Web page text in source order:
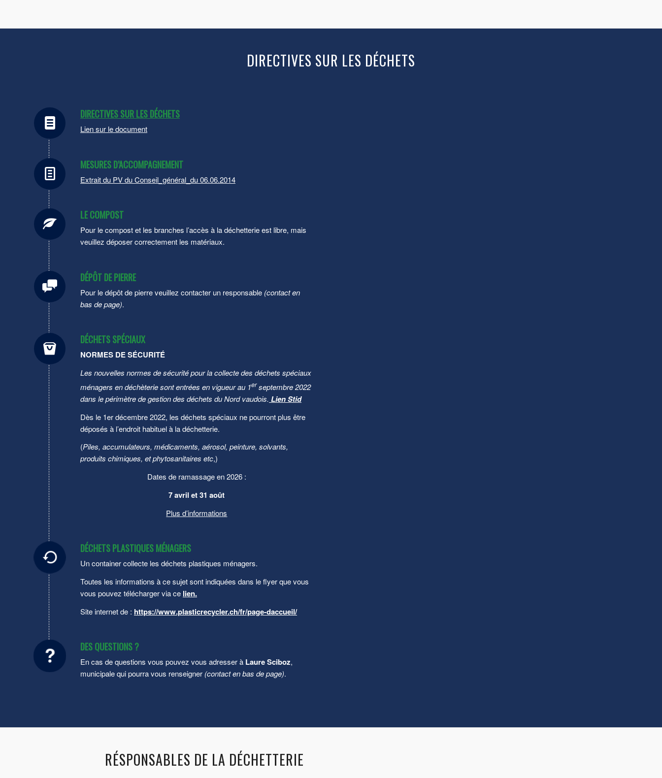
DIRECTIVES SUR LES DÉCHETS
DIRECTIVES SUR LES DÉCHETS
Lien sur le document
MESURES D’ACCOMPAGNEMENT
Extrait du PV du Conseil_général_du 06.06.2014
LE COMPOST
Pour le compost et les branches l’accès à la déchetterie est libre, mais
veuillez déposer correctement les matériaux.
DÉPÔT DE PIERRE
Pour le dépôt de pierre veuillez contacter un responsable (contact en
bas de page).
DÉCHETS SPÉCIAUX
NORMES DE SÉCURITÉ
Les nouvelles normes de sécurité pour la collecte des déchets spéciaux
ménagers en déchèterie sont entrées en vigueur au 1erseptembre 2022
dans le périmètre de gestion des déchets du Nord vaudois. Lien Stid
Dès le 1er décembre 2022, les déchets spéciaux ne pourront plus être
déposés à l’endroit habituel à la déchetterie.
(Piles, accumulateurs, médicaments, aérosol, peinture, solvants,
produits chimiques, et phytosanitaires etc,)
Dates de ramassage en 2026 :
7 avril et 31 août
Plus d’informations
DÉCHETS PLASTIQUES MÉNAGERS
Un container collecte les déchets plastiques ménagers.
Toutes les informations à ce sujet sont indiquées dans le flyer que vous
vous pouvez télécharger via ce lien.
Site internet de : https://www.plasticrecycler.ch/fr/page-daccueil/
DES QUESTIONS ?
En cas de questions vous pouvez vous adresser à Laure Sciboz,
municipale qui pourra vous renseigner (contact en bas de page).
RÉSPONSABLES DE LA DÉCHETTERIE